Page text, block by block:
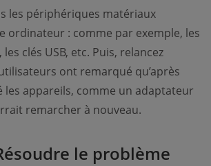
les périphériques matériaux
ordinateur : comme par exemple, les
clés USB, etc. Puis, relancez
ont remarqué qu’après
les appareils, comme un adaptateur
remarcher à nouveau.
le problème